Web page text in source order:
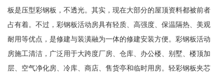
板是压型彩钢板，不透光。其实，现在大部分的屋顶资料都被前者
占有着。不过，彩钢板活动房具有轻质、高强度、保温隔热、美观
耐用等优点，是修建与装潢融为一体的修建安装方便。彩钢板活动
房施工清洁，广泛用于大跨度厂房、仓库、办公楼、别墅、楼顶加
层、空气净化房、冷库、商店、售货亭和临时用房。轻彩钢板夹芯